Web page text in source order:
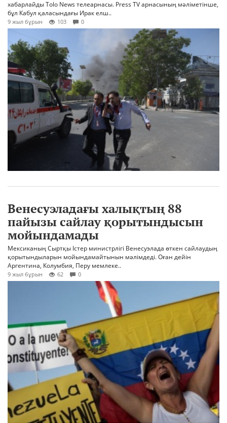
хабарлайды Tolo News телеарнасы. Press TV арнасының мәліметінше,
бұл Кабул қаласындағы Ирак елш..
9 жыл бұрын 103 0
Венесуэладағы халықтың 88
пайызы сайлау қорытындысын
мойындамады
Мексиканың Сыртқы Істер министрлігі Венесуэлада өткен сайлаудың
қорытындыларын мойындамайтынын мәлімдеді. Оған дейін
Аргентина, Колумбия, Перу мемлеке..
9 жыл бұрын 62 0